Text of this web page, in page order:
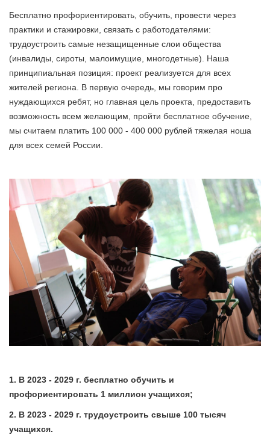
Бесплатно профориентировать, обучить, провести через
практики и стажировки, связать с работодателями:
трудоустроить самые незащищенные слои общества
(инвалиды, сироты, малоимущие, многодетные). Наша
принципиальная позиция: проект реализуется для всех
жителей региона. В первую очередь, мы говорим про
нуждающихся ребят, но главная цель проекта, предоставить
возможность всем желающим, пройти бесплатное обучение,
мы считаем платить 100 000 - 400 000 рублей тяжелая ноша
для всех семей России.
1. В 2023 - 2029 г. бесплатно обучить и
профориентировать 1 миллион учащихся;
2. В 2023 - 2029 г. трудоустроить свыше 100 тысяч
учащихся.